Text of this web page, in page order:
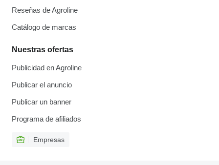
Reseñas de Agroline
Catálogo de marcas
Nuestras ofertas
Publicidad en Agroline
Publicar el anuncio
Publicar un banner
Programa de afiliados
Empresas